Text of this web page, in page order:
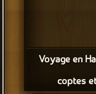
Voyage en
coptes